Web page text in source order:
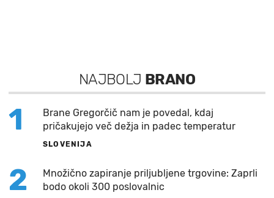
NAJBOLJ BRANO
1
Brane Gregorčič nam je povedal, kdaj
pričakujejo več dežja in padec temperatur
SLOVENIJA
2
Množično zapiranje priljubljene trgovine: Zaprli
bodo okoli 300 poslovalnic